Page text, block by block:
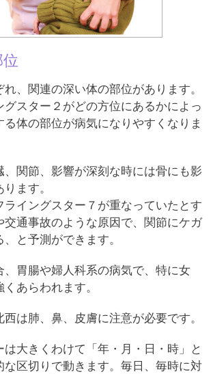
れ、関連の深い体の部位があります。
グスター２がどの方位にあるかによっ
る体の部位が病気になりやすくなりま
、関節、影響が深刻な時には骨にも影
ます。
ライングスター７が重なっていたとす
交通事故のような原因で、関節にケガ
と予測ができます。
、胃腸や婦人科系の病気で、特に女
あらわれます。
は肺、鼻、皮膚に注意が必要です。
は大きくわけて「年・月・日・時」と
な区切りで動きます。毎日、毎時に対